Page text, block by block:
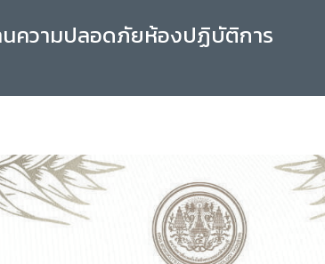
นความปลอดภัยห้องปฏิบัติการ